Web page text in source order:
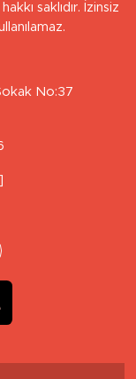
saklıdır. İzinsiz
No:37